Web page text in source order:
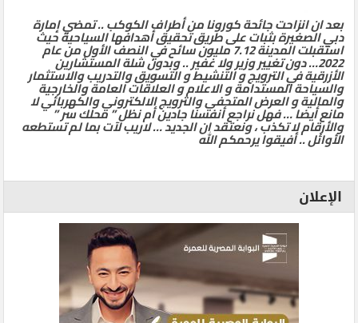
بعد ان انزاحت جائحة كورونا من أطراف الكوكب .. تمضي إمارة
دبي الصغيرة بثبات على طريق تحقيق أهدافها السياحية حيث
استقبلت المدينة 7.12 مليون سائح في النصف الأول من عام
2022… دون تغيير وزير ولا غفير .. وبدون شلة المستشارين
الأزرقية في الترويج و التنشيط و التسويق والتدريب والاستثمار
والسياحة المستدامة و الاعلام و العلاقات العامة والخارجية
والمالية و العرض المتحفي والترويج الالكتروني والكهربائي لا
مانع أيضا … فهل نراجع أنفسنا جادين أم نظل ” محلك سر ”
والأرقام لا تكذب ، ونعتقد ان الجديد … لاريب لآت بما لم تستطعه
الأوائل .. أفيقوا يرحمكم الله
الإعلان